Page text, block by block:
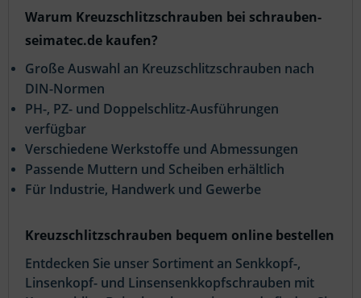
Warum Kreuzschlitzschrauben bei schrauben-
seimatec.de kaufen?
Große Auswahl an Kreuzschlitzschrauben nach
DIN-Normen
PH-, PZ- und Doppelschlitz-Ausführungen
verfügbar
Verschiedene Werkstoffe und Abmessungen
Passende Muttern und Scheiben erhältlich
Für Industrie, Handwerk und Gewerbe
Kreuzschlitzschrauben bequem online bestellen
Entdecken Sie unser Sortiment an Senkkopf-,
Linsenkopf- und Linsensenkkopfschrauben mit